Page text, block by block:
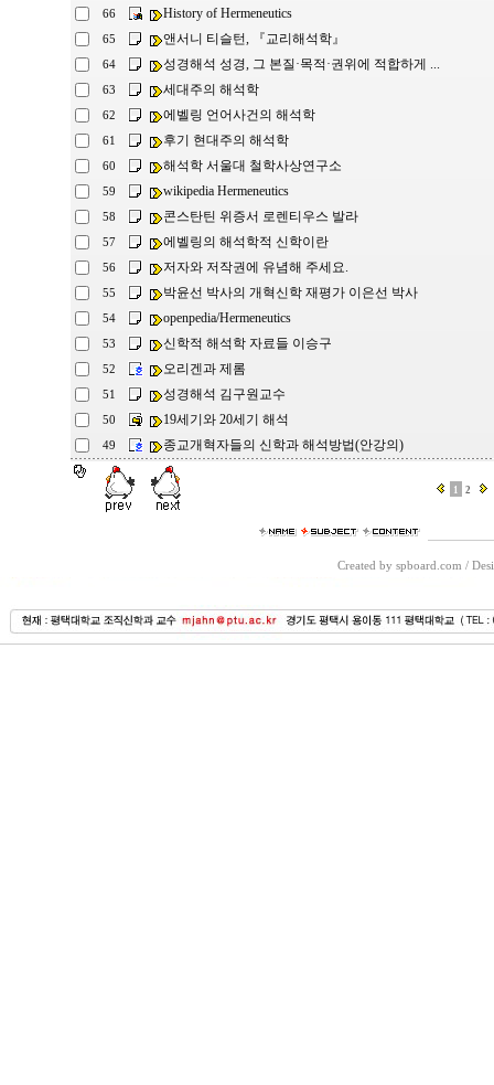
66 History of Hermeneutics
65 앤서니 티슬턴, 『교리해석학』
64 성경해석 성경, 그 본질·목적·권위에 적합하게 ...
63 세대주의 해석학
62 에벨링 언어사건의 해석학
61 후기 현대주의 해석학
60 해석학 서울대 철학사상연구소
59 wikipedia Hermeneutics
58 콘스탄틴 위증서 로렌티우스 발라
57 에벨링의 해석학적 신학이란
56 저자와 저작권에 유념해 주세요.
55 박윤선 박사의 개혁신학 재평가 이은선 박사
54 openpedia/Hermeneutics
53 신학적 해석학 자료들 이승구
52 오리겐과 제롬
51 성경해석 김구원교수
50 19세기와 20세기 해석
49 종교개혁자들의 신학과 해석방법(안강의)
1 2
Created by spboard.com /